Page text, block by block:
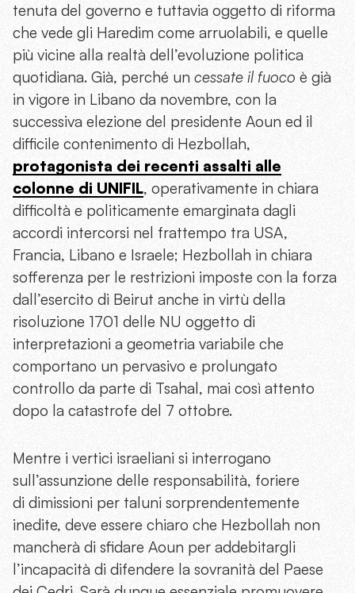
tenuta del governo e tuttavia oggetto di riforma
che vede gli Haredim come arruolabili, e quelle
più vicine alla realtà dell’evoluzione politica
quotidiana. Già, perché un cessate il fuoco è già
in vigore in Libano da novembre, con la
successiva elezione del presidente Aoun ed il
difficile contenimento di Hezbollah,
protagonista dei recenti assalti alle
colonne di UNIFIL, operativamente in chiara
difficoltà e politicamente emarginata dagli
accordi intercorsi nel frattempo tra USA,
Francia, Libano e Israele; Hezbollah in chiara
sofferenza per le restrizioni imposte con la forza
dall’esercito di Beirut anche in virtù della
risoluzione 1701 delle NU oggetto di
interpretazioni a geometria variabile che
comportano un pervasivo e prolungato
controllo da parte di Tsahal, mai così attento
dopo la catastrofe del 7 ottobre.
Mentre i vertici israeliani si interrogano
sull’assunzione delle responsabilità, foriere
di dimissioni per taluni sorprendentemente
inedite, deve essere chiaro che Hezbollah non
mancherà di sfidare Aoun per addebitargli
l’incapacità di difendere la sovranità del Paese